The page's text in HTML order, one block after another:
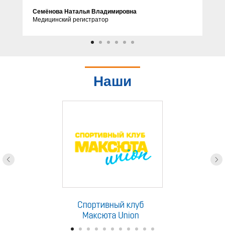
Семёнова Наталья Владимировна
Медицинский регистратор
Наши